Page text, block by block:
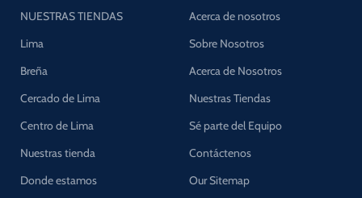
NUESTRAS TIENDAS
Lima
Breña
Cercado de Lima
Centro de Lima
Nuestras tienda
Donde estamos
Acerca de nosotros
Sobre Nosotros
Acerca de Nosotros
Nuestras Tiendas
Sé parte del Equipo
Contáctenos
Our Sitemap